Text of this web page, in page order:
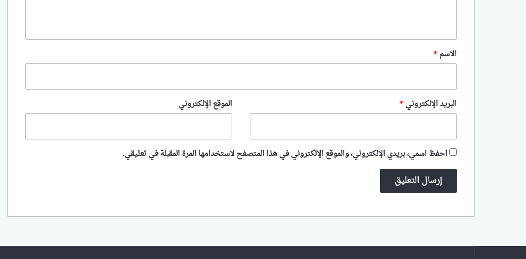
*
الاسم *
البريد الإلكتروني * الموقع الإلكتروني
احفظ اسمي، بريدي الإلكتروني، والموقع الإلكتروني في هذا المتصفح لاستخدامها المرة المقبلة في تعليقي.